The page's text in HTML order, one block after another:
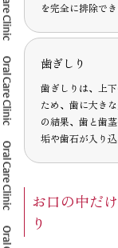
を完全に排除で
歯ぎしり
歯ぎしりは、上
ため、歯に大き
の結果、歯と歯
垢や歯石が入り
お口の中だ
り